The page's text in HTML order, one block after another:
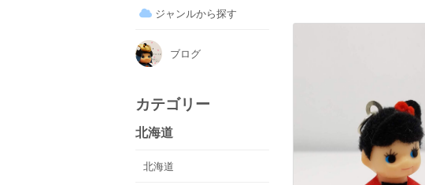
ジャンルから探す
ブログ
カテゴリー
北海道
北海道